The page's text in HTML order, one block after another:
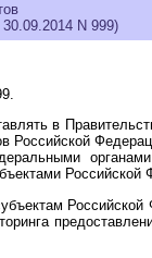
N 999)
в
Российской
Российской